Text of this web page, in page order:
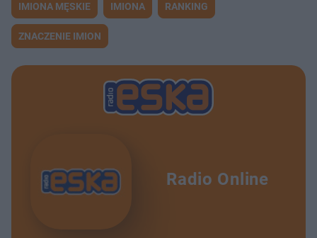
IMIONA MĘSKIE IMIONA RANKING
ZNACZENIE IMION
Radio Online